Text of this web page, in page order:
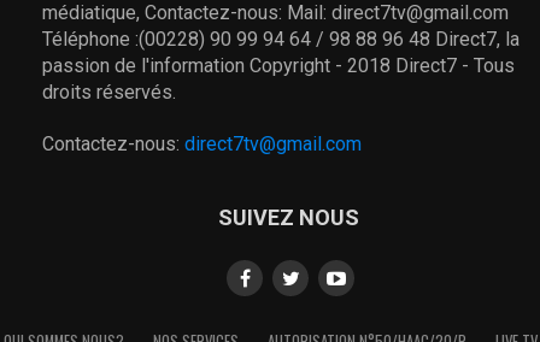
médiatique, Contactez-nous: Mail: direct7tv@gmail.com
Téléphone :(00228) 90 99 94 64 / 98 88 96 48 Direct7, la
passion de l'information Copyright - 2018 Direct7 - Tous
droits réservés.
Contactez-nous: direct7tv@gmail.com
SUIVEZ NOUS